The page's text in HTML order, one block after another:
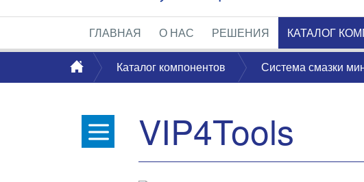
ГЛАВНАЯ О НАС РЕШЕНИЯ КАТАЛОГ
Каталог компонентов Система смазки
VIP4Tools